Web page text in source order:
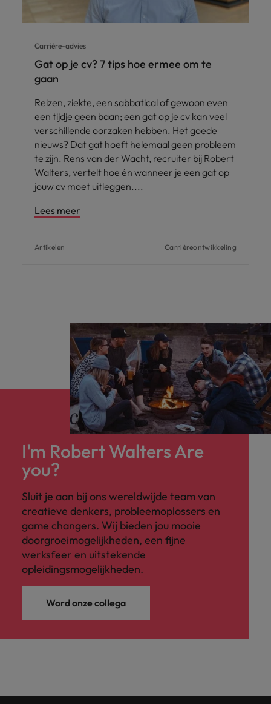
Carrière-advies
Gat op je cv? 7 tips hoe ermee om te
gaan
Reizen, ziekte, een sabbatical of gewoon even
een tijdje geen baan; een gat op je cv kan veel
verschillende oorzaken hebben. Het goede
nieuws? Dat gat hoeft helemaal geen probleem
te zijn. Rens van der Wacht, recruiter bij Robert
Walters, vertelt hoe én wanneer je een gat op
jouw cv moet uitleggen.
Lees meer
Artikelen Carrièreontwikkeling
I'm Robert Walters Are
you?
Sluit je aan bij ons wereldwijde team van
creatieve denkers, probleemoplossers en
game changers. Wij bieden jou mooie
doorgroeimogelijkheden, een fijne
werksfeer en uitstekende
opleidingsmogelijkheden.
Word onze collega